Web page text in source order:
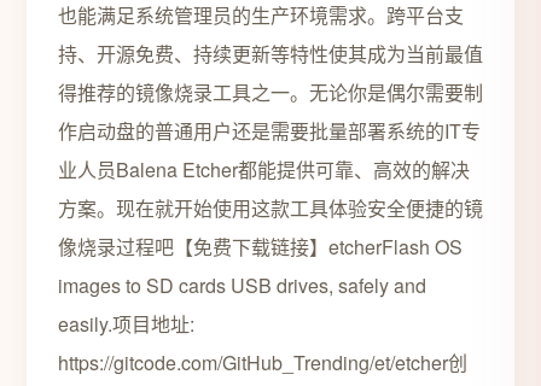
也能满足系统管理员的生产环境需求。跨平台支
持、开源免费、持续更新等特性使其成为当前最值
得推荐的镜像烧录工具之一。无论你是偶尔需要制
作启动盘的普通用户还是需要批量部署系统的IT专
业人员Balena Etcher都能提供可靠、高效的解决
方案。现在就开始使用这款工具体验安全便捷的镜
像烧录过程吧【免费下载链接】etcherFlash OS
images to SD cards USB drives, safely and
easily.项目地址:
https://gitcode.com/GitHub_Trending/et/etcher创